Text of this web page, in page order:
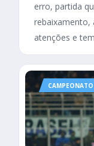
erro, partida
rebaixamento,
atenções e